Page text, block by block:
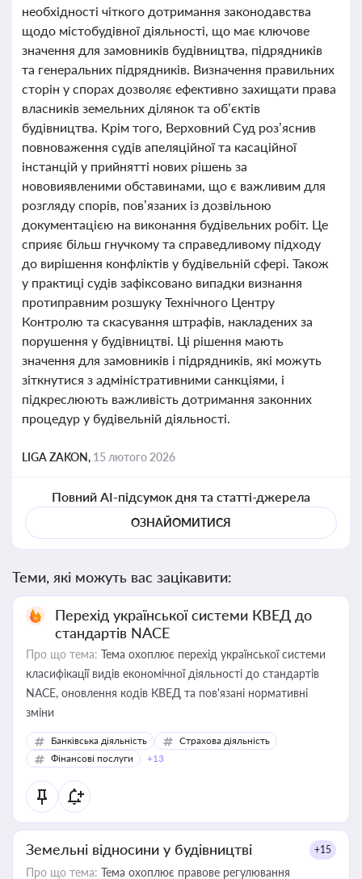
необхідності чіткого дотримання законодавства
щодо містобудівної діяльності, що має ключове
значення для замовників будівництва, підрядників
та генеральних підрядників. Визначення правильних
сторін у спорах дозволяє ефективно захищати права
власників земельних ділянок та об’єктів
будівництва. Крім того, Верховний Суд роз’яснив
повноваження судів апеляційної та касаційної
інстанцій у прийнятті нових рішень за
нововиявленими обставинами, що є важливим для
розгляду спорів, пов’язаних із дозвільною
документацією на виконання будівельних робіт. Це
сприяє більш гнучкому та справедливому підходу
до вирішення конфліктів у будівельній сфері. Також
у практиці судів зафіксовано випадки визнання
протиправним розшуку Технічного Центру
Контролю та скасування штрафів, накладених за
порушення у будівництві. Ці рішення мають
значення для замовників і підрядників, які можуть
зіткнутися з адміністративними санкціями, і
підкреслюють важливість дотримання законних
процедур у будівельній діяльності.
LIGA ZAKON, 15 лютого 2026
Повний AI-підсумок дня та статті-джерела
ОЗНАЙОМИТИСЯ
Теми, які можуть вас зацікавити:
Перехід української системи КВЕД до
стандартів NACE
Про що тема: Тема охоплює перехід української системи
класифікації видів економічної діяльності до стандартів
NACE, оновлення кодів КВЕД та пов'язані нормативні
зміни
Банківська діяльність
Страхова діяльність
Фінансові послуги
+13
Земельні відносини у будівництві +15
Про що тема: Тема охоплює правове регулювання